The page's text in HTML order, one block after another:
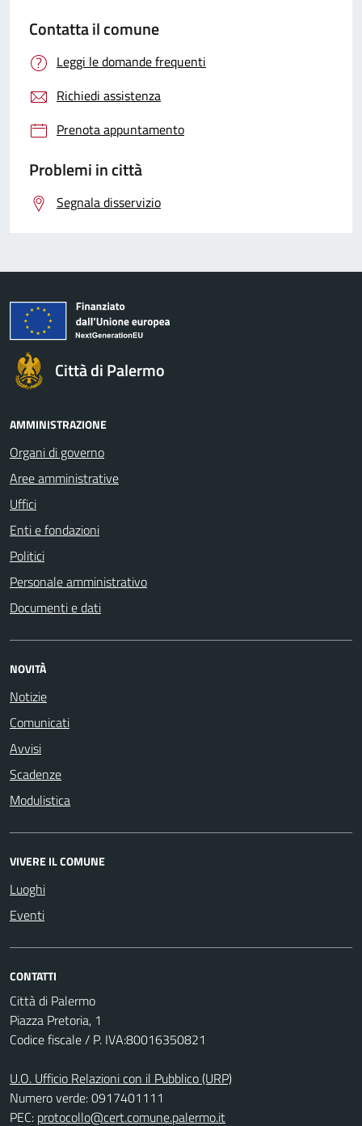
Contatta il comune
Leggi le domande frequenti
Richiedi assistenza
Prenota appuntamento
Problemi in città
Segnala disservizio
Città di Palermo
AMMINISTRAZIONE
Organi di governo
Aree amministrative
Uffici
Enti e fondazioni
Politici
Personale amministrativo
Documenti e dati
NOVITÀ
Notizie
Comunicati
Avvisi
Scadenze
Modulistica
VIVERE IL COMUNE
Luoghi
Eventi
CONTATTI
Città di Palermo
Piazza Pretoria, 1
Codice fiscale / P. IVA:80016350821
U.O. Ufficio Relazioni con il Pubblico (URP)
Numero verde: 0917401111
PEC: protocollo@cert.comune.palermo.it